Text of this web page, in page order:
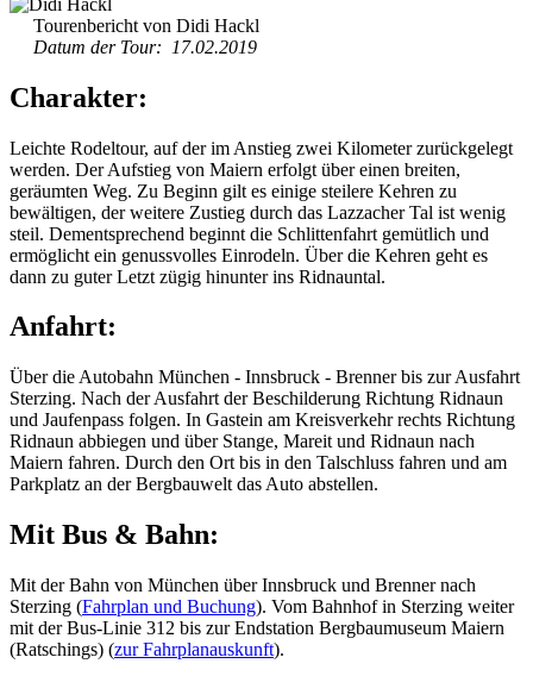
Tourenbericht von Didi Hackl
Datum der Tour: 17.02.2019
Charakter:
Leichte Rodeltour, auf der im Anstieg zwei Kilometer zurückgelegt
werden. Der Aufstieg von Maiern erfolgt über einen breiten,
geräumten Weg. Zu Beginn gilt es einige steilere Kehren zu
bewältigen, der weitere Zustieg durch das Lazzacher Tal ist wenig
steil. Dementsprechend beginnt die Schlittenfahrt gemütlich und
ermöglicht ein genussvolles Einrodeln. Über die Kehren geht es
dann zu guter Letzt zügig hinunter ins Ridnauntal.
Anfahrt:
Über die Autobahn München - Innsbruck - Brenner bis zur Ausfahrt
Sterzing. Nach der Ausfahrt der Beschilderung Richtung Ridnaun
und Jaufenpass folgen. In Gastein am Kreisverkehr rechts Richtung
Ridnaun abbiegen und über Stange, Mareit und Ridnaun nach
Maiern fahren. Durch den Ort bis in den Talschluss fahren und am
Parkplatz an der Bergbauwelt das Auto abstellen.
Mit Bus & Bahn:
Mit der Bahn von München über Innsbruck und Brenner nach
Sterzing (Fahrplan und Buchung). Vom Bahnhof in Sterzing weiter
mit der Bus-Linie 312 bis zur Endstation Bergbaumuseum Maiern
(Ratschings) (zur Fahrplanauskunft).